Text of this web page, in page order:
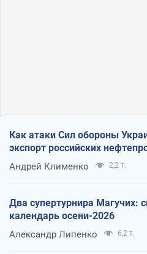
Как атаки Сил обороны
экспорт российских
Андрей Клименко 2,2 т.
Два супертурнира Магучих:
календарь осени-2026
Александр Липенко 6,2 т.